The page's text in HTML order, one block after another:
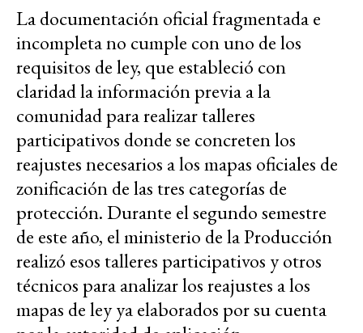
La documentación oficial fragmentada e
incompleta no cumple con uno de los
requisitos de ley, que estableció con
claridad la información previa a la
comunidad para realizar talleres
participativos donde se concreten los
reajustes necesarios a los mapas oficiales de
zonificación de las tres categorías de
protección. Durante el segundo semestre
de este año, el ministerio de la Producción
realizó esos talleres participativos y otros
técnicos para analizar los reajustes a los
mapas de ley ya elaborados por su cuenta